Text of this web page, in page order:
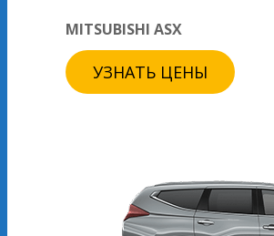
MITSUBISHI ASX
УЗНАТЬ ЦЕНЫ